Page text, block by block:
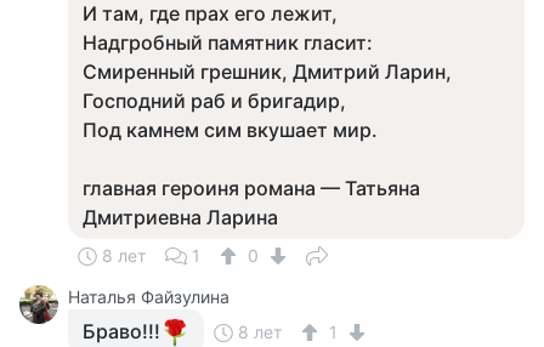
И там, где прах его лежит,
Надгробный памятник гласит:
Смиренный грешник, Дмитрий Ларин,
Господний раб и бригадир,
Под камнем сим вкушает мир.
главная героиня романа — Татьяна
Дмитриевна Ларина
8 лет 1
0
Наталья Файзулина
Браво!!! 8 лет 1